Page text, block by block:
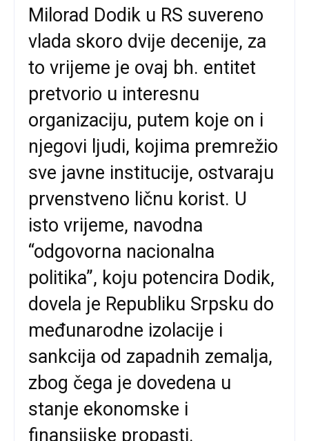
Milorad Dodik u RS suvereno
vlada skoro dvije decenije, za
to vrijeme je ovaj bh. entitet
pretvorio u interesnu
organizaciju, putem koje on i
njegovi ljudi, kojima premrežio
sve javne institucije, ostvaraju
prvenstveno ličnu korist. U
isto vrijeme, navodna
“odgovorna nacionalna
politika”, koju potencira Dodik,
dovela je Republiku Srpsku do
međunarodne izolacije i
sankcija od zapadnih zemalja,
zbog čega je dovedena u
stanje ekonomske i
finansijske propasti.